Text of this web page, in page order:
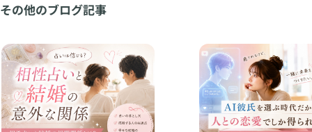
その他のブログ記事